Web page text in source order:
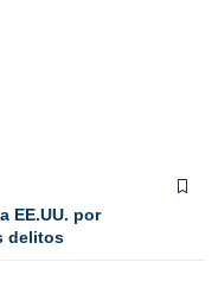
EE.UU. por
delitos